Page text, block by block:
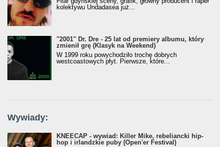
kolektywu Undadasea już...
"2001" Dr. Dre - 25 lat od premiery albumu, który
zmienił grę (Klasyk na Weekend)
W 1999 roku powychodziło trochę dobrych
westcoastowych płyt. Pierwsze, które...
Wywiady:
KNEECAP - wywiad: Killer Mike, rebeliancki hip-
hop i irlandzkie puby (Open'er Festival)